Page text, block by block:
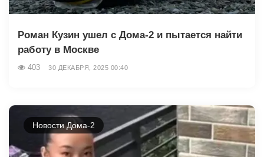
Роман Кузин ушел с Дома-2 и пытается найти
работу в Москве
403 30 ДЕКАБРЯ, 2025 00:40
Новости Дома-2